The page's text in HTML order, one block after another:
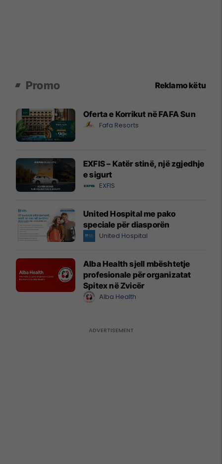
Promo Reklamo këtu
Oferta e Korrikut në FAFA Sun
Fafa Resorts
EXFIS – Katër stinë, një zgjedhje
e sigurt
EXFIS
United Hospital me pako
speciale për diasporën
United Hospital
Alba Health sjell mbështetje
profesionale për organizatat
Spitex në Zvicër
Alba Health